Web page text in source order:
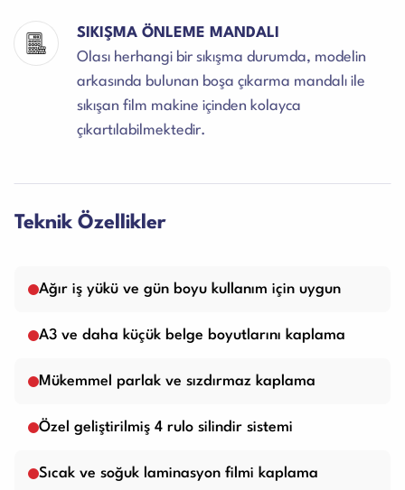
SIKIŞMA ÖNLEME MANDALI
Olası herhangi bir sıkışma durumda, modelin
arkasında bulunan boşa çıkarma mandalı ile
sıkışan film makine içinden kolayca
çıkartılabilmektedir.
Teknik Özellikler
Ağır iş yükü ve gün boyu kullanım için uygun
A3 ve daha küçük belge boyutlarını kaplama
Mükemmel parlak ve sızdırmaz kaplama
Özel geliştirilmiş 4 rulo silindir sistemi
Sıcak ve soğuk laminasyon filmi kaplama